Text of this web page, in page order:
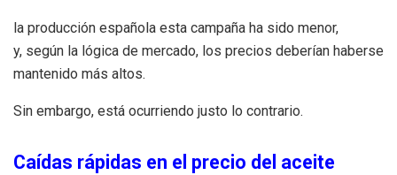
la producción española esta campaña ha sido menor,
y, según la lógica de mercado, los precios deberían haberse
mantenido más altos.
Sin embargo, está ocurriendo justo lo contrario.
Caídas rápidas en el precio del aceite